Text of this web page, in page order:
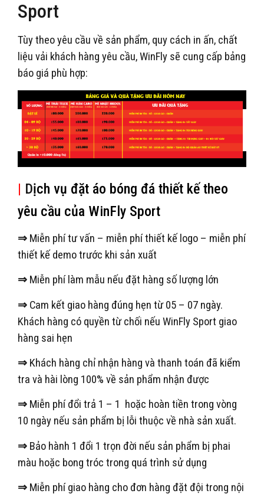
Sport
Tùy theo yêu cầu về sản phẩm, quy cách in ấn, chất
liệu vải khách hàng yêu cầu, WinFly sẽ cung cấp bảng
báo giá phù hợp:
| Dịch vụ đặt áo bóng đá thiết kế theo
yêu cầu của WinFly Sport
⇒ Miễn phí tư vấn – miễn phí thiết kế logo – miễn phí
thiết kế demo trước khi sản xuất
⇒ Miễn phí làm mẫu nếu đặt hàng số lượng lớn
⇒ Cam kết giao hàng đúng hẹn từ 05 – 07 ngày.
Khách hàng có quyền từ chối nếu WinFly Sport giao
hàng sai hẹn
⇒ Khách hàng chỉ nhận hàng và thanh toán đã kiểm
tra và hài lòng 100% về sản phẩm nhận được
⇒ Miễn phí đổi trả 1 – 1 hoặc hoàn tiền trong vòng
10 ngày nếu sản phẩm bị lỗi thuộc về nhà sản xuất.
⇒ Bảo hành 1 đổi 1 trọn đời nếu sản phẩm bị phai
màu hoặc bong tróc trong quá trình sử dụng
⇒ Miễn phí giao hàng cho đơn hàng đặt đội trong nội